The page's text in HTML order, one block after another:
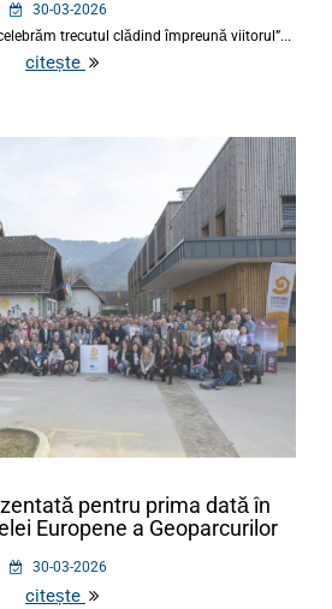
30-03-2026
trecutul clădind împreună viitorul”...
citește
pentru prima dată în
Europene a Geoparcurilor
30-03-2026
citește